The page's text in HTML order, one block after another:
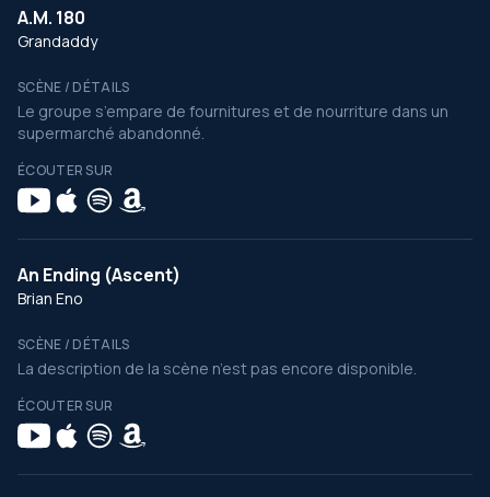
A.M. 180
Grandaddy
SCÈNE / DÉTAILS
Le groupe s’empare de fournitures et de nourriture dans un
supermarché abandonné.
ÉCOUTER SUR
An Ending (Ascent)
Brian Eno
SCÈNE / DÉTAILS
La description de la scène n’est pas encore disponible.
ÉCOUTER SUR